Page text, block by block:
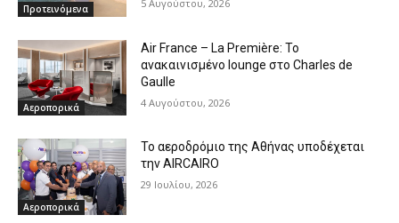
Προτεινόμενα 5 Αυγούστου, 2026
Αεροπορικά
Air France – La Première: Το
ανακαινισμένο lounge στο Charles de
Gaulle
4 Αυγούστου, 2026
Αεροπορικά
Το αεροδρόμιο της Αθήνας υποδέχεται
την AIRCAIRO
29 Ιουλίου, 2026